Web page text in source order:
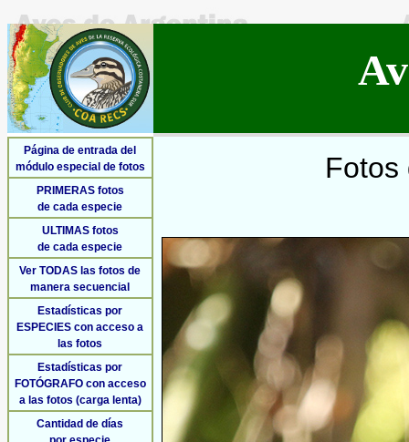
Página de entrada del
módulo especial de fotos
PRIMERAS fotos
de cada especie
ULTIMAS fotos
de cada especie
Ver TODAS las fotos de
manera secuencial
Estadísticas por
ESPECIES con acceso a
las fotos
Estadísticas por
FOTÓGRAFO con acceso
a las fotos (carga lenta)
Cantidad de días
Fotos